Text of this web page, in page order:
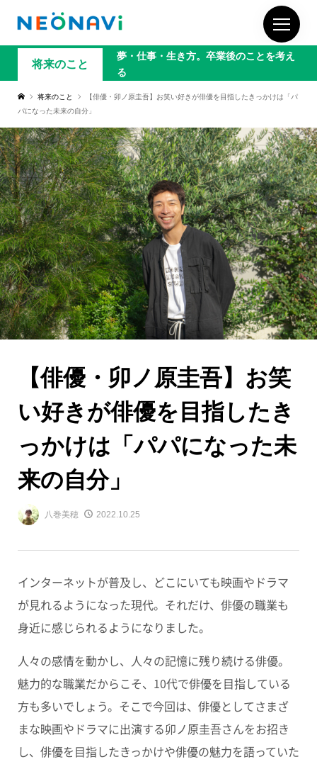
将来のこと
夢・仕事・生き方。卒業後のことを考え
る
将来のこと
【俳優・卯ノ原圭吾】お笑い好きが俳優を目指したきっかけは「パ
パになった未来の自分」
【俳優・卯ノ原圭吾】お笑
い好きが俳優を目指したき
っかけは「パパになった未
来の自分」
八巻美穂 2022.10.25
インターネットが普及し、どこにいても映画やドラマ
が見れるようになった現代。それだけ、俳優の職業も
身近に感じられるようになりました。
人々の感情を動かし、人々の記憶に残り続ける俳優。
魅力的な職業だからこそ、10代で俳優を目指している
方も多いでしょう。そこで今回は、俳優としてさまざ
まな映画やドラマに出演する卯ノ原圭吾さんをお招き
し、俳優を目指したきっかけや俳優の魅力を語っていた